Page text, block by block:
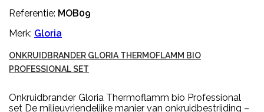
Referentie: MOB09
Merk: Gloria
ONKRUIDBRANDER GLORIA THERMOFLAMM BIO
PROFESSIONAL SET
Onkruidbrander Gloria Thermoflamm bio Professional
set De milieuvriendelijke manier van onkruidbestrijding –